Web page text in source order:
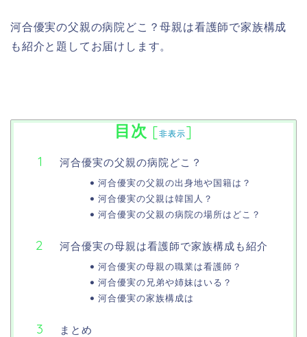
河合優実の父親の病院どこ？母親は看護師で家族構成
も紹介と題してお届けします。
目次 [非表示]
河合優実の父親の病院どこ？
河合優実の父親の出身地や国籍は？
河合優実の父親は韓国人？
河合優実の父親の病院の場所はどこ？
河合優実の母親は看護師で家族構成も紹介
河合優実の母親の職業は看護師？
河合優実の兄弟や姉妹はいる？
河合優実の家族構成は
まとめ